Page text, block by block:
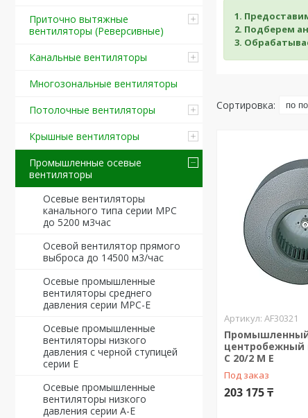
Приточно вытяжные
вентиляторы (Реверсивные)
Канальные вентиляторы
Многозональные вентиляторы
Потолочные вентиляторы
Крышные вентиляторы
Промышленные осевые
вентиляторы
Осевые вентиляторы
канального типа серии MPC
до 5200 м3час
Осевой вентилятор прямого
выброса до 14500 м3/час
Осевые промышленные
вентиляторы среднего
давления серии MPС-Е
Осевые промышленные
вентиляторы низкого
давления с черной ступицей
серии E
Осевые промышленные
вентиляторы низкого
давления серии A-Е
1.
2. Подберем
3.
AF30321
центробежный
C 20/2 M Е
Под заказ
203 175 ₸